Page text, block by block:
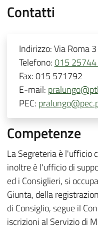
Contatti
Indirizzo:Via Roma 3
Telefono:015
Fax:015 571792
E-mail:
PEC:
Competenze
La Segreteria è l'ufficio
inoltre è l'ufficio di
ed i Consiglieri, si
Giunta, della
di Consiglio, segue il
iscrizioni al Servizio di